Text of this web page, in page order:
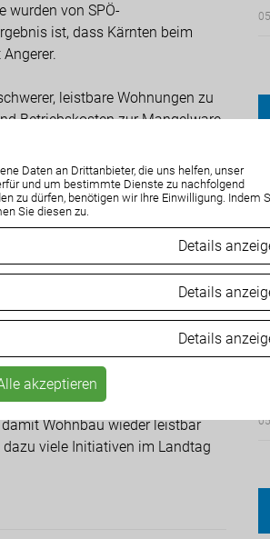
Daten an Drittanbieter, die uns helfen, unser
und um bestimmte Dienste zu nachfolgend
zu dürfen, benötigen wir Ihre Einwilligung. Indem
Sie diesen zu.
Details
Details
Details
akzeptieren
wurden von SPÖ-
ist, dass Kärnten beim
leistbare Wohnungen zu
Betriebskosten zur Mangelware.
haben aufgezeigt, dass seit
Der soziale Wohnbau wurde
hier um 2.200 Euro pro m², in
treffe den gesamten
und hat dafür gesorgt,
wurde. In der
geschaffen. Statt Eigentum
mehr in die Abhängigkeit der
hat die ÖVP überall
Wohnbau wieder leistbar
viele Initiativen im Landtag